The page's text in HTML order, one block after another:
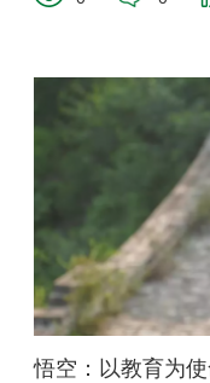
悟空：以教育为